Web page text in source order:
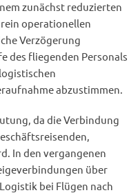
zunächst reduzierten
rein operationellen
Verzögerung
des fliegenden Personals
abzustimmen.
da die Verbindung
In den vergangenen
über
bei Flügen nach